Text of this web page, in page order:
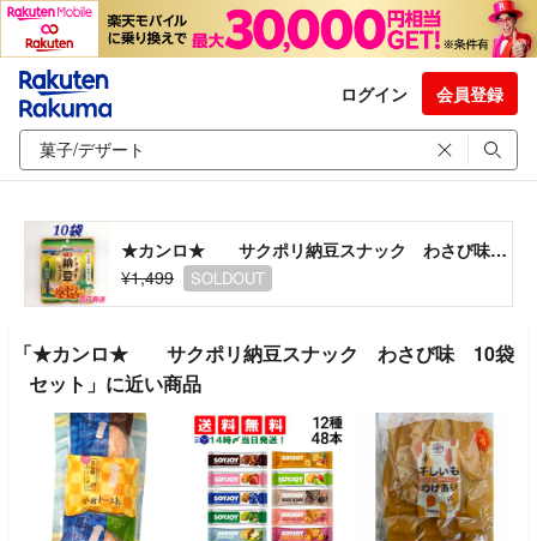
ログイン 会員登録
★カンロ★ サクポリ納豆スナック わさび味 10袋セット
¥1,499
SOLDOUT
「★カンロ★ サクポリ納豆スナック わさび味 10袋
セット」に近い商品